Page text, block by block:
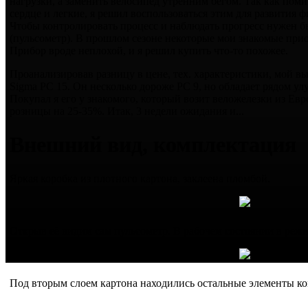
Под вторым слоем картона находились остальные элементы